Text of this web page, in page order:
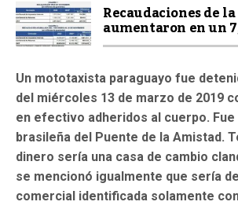
Recaudaciones de
aumentaron en un
Un mototaxista paraguayo fue
del miércoles 13 de marzo de 2019
en efectivo adheridos al cuerpo.
brasileña del Puente de la Amistad.
dinero sería una casa de cambio
se mencionó igualmente que sería
comercial identificada solamente